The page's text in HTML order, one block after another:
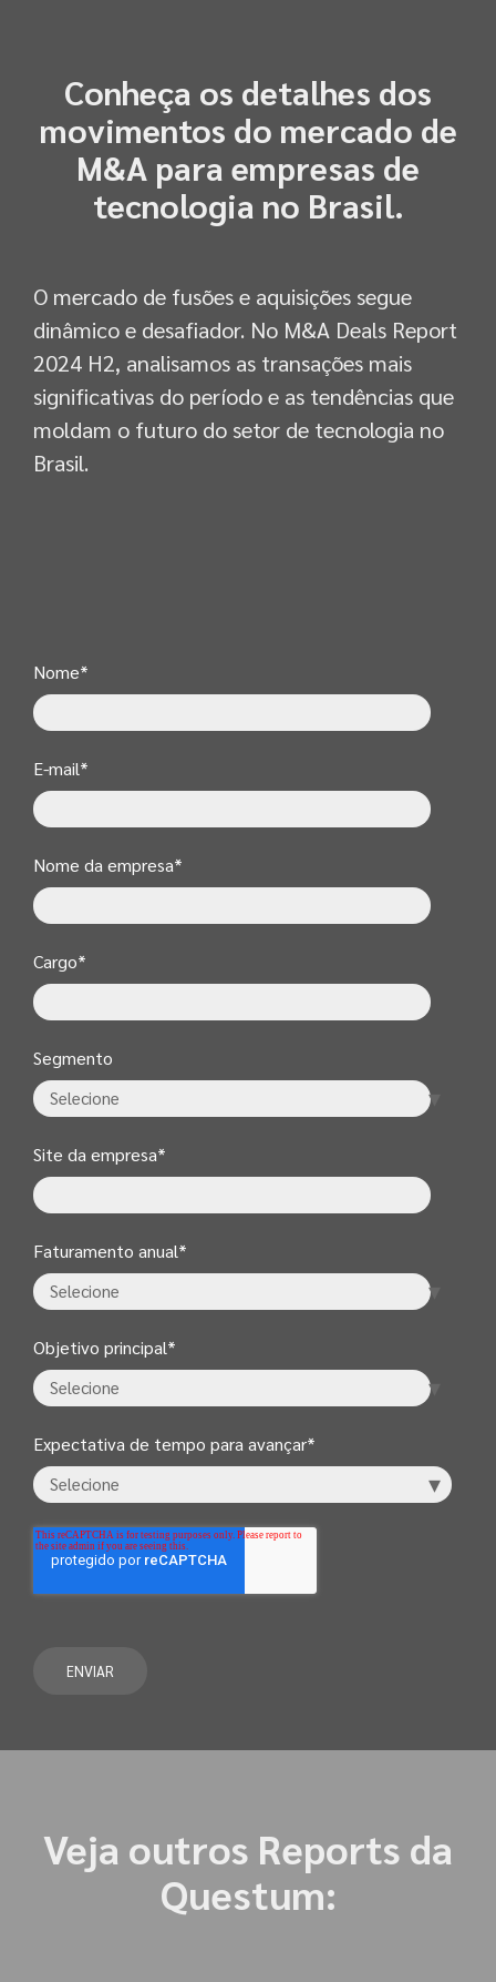
Conheça os detalhes dos
movimentos do mercado de
M&A para empresas de
tecnologia no Brasil.
O mercado de fusões e aquisições segue
dinâmico e desafiador. No M&A Deals Report
2024 H2, analisamos as transações mais
significativas do período e as tendências que
moldam o futuro do setor de tecnologia no
Brasil.
Nome*
E-mail*
Nome da empresa*
Cargo*
Segmento
Site da empresa*
Faturamento anual*
Objetivo principal*
Expectativa de tempo para avançar*
Veja outros Reports da
Questum: